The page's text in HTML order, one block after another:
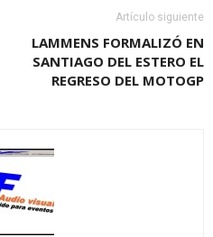
Artículo siguiente
LAMMENS FORMALIZÓ EN
SANTIAGO DEL ESTERO EL
REGRESO DEL MOTOGP